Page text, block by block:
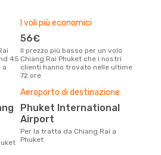
45
a
I voli più economici
56€
Il prezzo più basso per un volo
Chiang Rai Phuket che i nostri
clienti hanno trovato nelle ultime
72 ore
Aeroporto di destinazione
Phuket International
Airport
Per la tratta da Chiang Rai a
Phuket